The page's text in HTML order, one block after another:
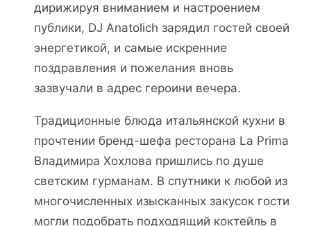
дирижируя вниманием и настроением
публики, DJ Anatolich зарядил гостей своей
энергетикой, и самые искренние
поздравления и пожелания вновь
зазвучали в адрес героини вечера.
Традиционные блюда итальянской кухни в
прочтении бренд-шефа ресторана La Prima
Владимира Хохлова пришлись по душе
светским гурманам. В спутники к любой из
многочисленных изысканных закусок гости
могли подобрать подходящий коктейль в